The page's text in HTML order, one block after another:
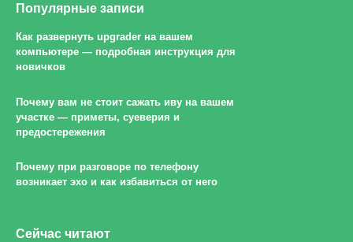
Популярные записи
Как развернуть upgrader на вашем
компьютере — подробная инструкция для
новичков
Почему вам не стоит сажать иву на вашем
участке — приметы, суеверия и
предостережения
Почему при разговоре по телефону
возникает эхо и как избавиться от него
Сейчас читают